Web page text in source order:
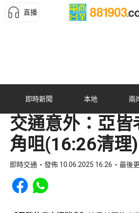
直播
即時新聞 本地 兩
交通意外：亞皆
角咀(16:26清理)
即時交通 發佈 10.06.2025 16:26 最後
Share to Facebook
Share to WhatsApp